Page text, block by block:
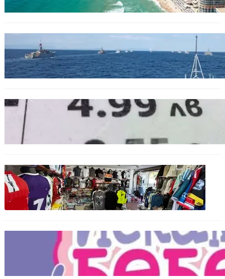
Нов минен ловец за българския флот
пристига до края на годината
БЪЛГАРИЯ
Левът изчезва от етикетите: Търговците
БЪЛГАРИЯ
Иззеха фалшиви стоки за близо 650 000
евро при акция във Варна и „Златни
пясъци“
Инвитро подкрепата под въпрос? „Искам
бебе“ се обяви срещу прехвърлянето на
Центъра към НЗОК